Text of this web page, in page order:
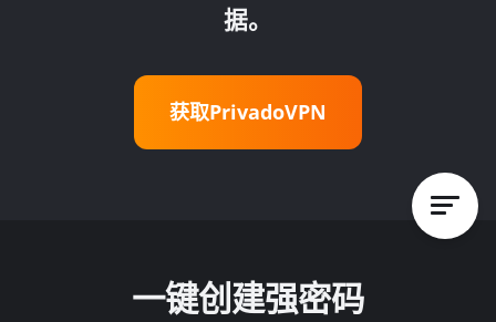
据。
获取PrivadoVPN
一键创建强密码